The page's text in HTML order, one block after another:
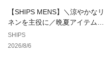
------------------------------
※加工剤や染料の性質上、臭
からの時間経過などによって
【SHIPS MENS】＼涼やかなリ
ネンを主役に／晩夏アイテム特
集
SHIPS
2026/8/6